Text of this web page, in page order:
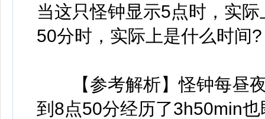
当这只怪钟显示5点时，实
50分时，实际上是什么时间?
【参考解析】怪钟每昼夜
到8点50分经历了3h50min